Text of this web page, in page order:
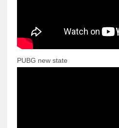
PUBG new state